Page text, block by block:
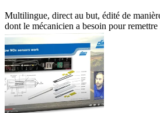
Multilingue, direct au but, édité de
dont le mécanicien a besoin pour